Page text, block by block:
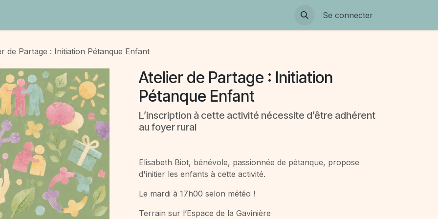
Se connecter
de Partage : Initiation Pétanque Enfant
Atelier de Partage : Initiation
Pétanque Enfant
L’inscription à cette activité nécessite d’être adhérent
au foyer rural
Elisabeth Biot, bénévole, passionnée de pétanque, propose
d'initier les enfants à cette activité.
Le mardi à 17h00 selon météo !
Terrain sur l’Espace de la Gavinière